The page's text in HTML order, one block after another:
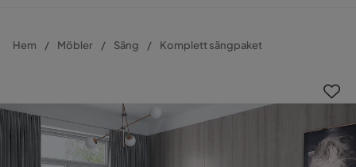
Hem Möbler Säng Komplett sängpaket